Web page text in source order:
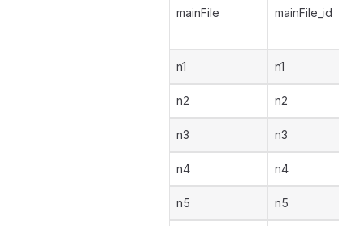
mainFile mainFile_id
n1 n1
n2 n2
n3 n3
n4 n4
n5 n5